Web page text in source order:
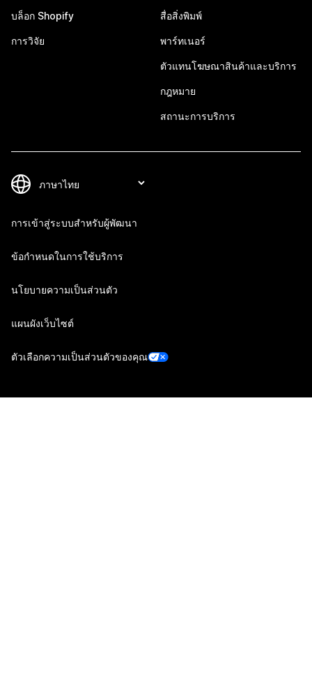
บล็อก Shopify
การวิจัย
สื่อสิ่งพิมพ์
พาร์ทเนอร์
ตัวแทนโฆษณาสินค้าและบริการ
กฎหมาย
สถานะการบริการ
การเข้าสู่ระบบสำหรับผู้พัฒนา
ข้อกำหนดในการใช้บริการ
นโยบายความเป็นส่วนตัว
แผนผังเว็บไซต์
ตัวเลือกความเป็นส่วนตัวของคุณ